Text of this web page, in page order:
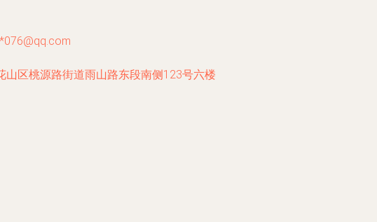
076@qq.com
山区桃源路街道雨山路东段南侧123号六楼